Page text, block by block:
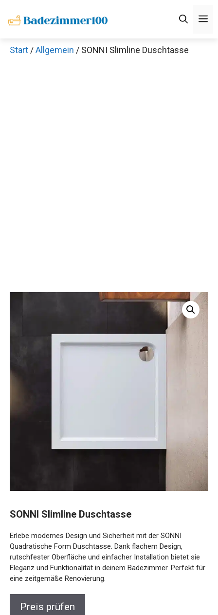
Inhalt
Start /Allgemein / SONNI Slimline Duschtasse
SONNI Slimline Duschtasse
Erlebe modernes Design und Sicherheit mit der SONNI
Quadratische Form Duschtasse. Dank flachem Design,
rutschfester Oberfläche und einfacher Installation bietet sie
Eleganz und Funktionalität in deinem Badezimmer. Perfekt für
eine zeitgemäße Renovierung.
Preis prüfen